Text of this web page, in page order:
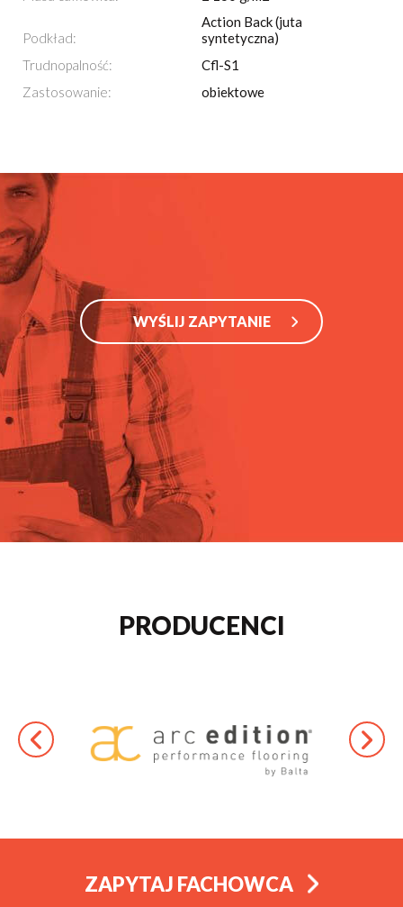
Podkład:
Action Back (juta
syntetyczna)
Trudnopalność:
Cfl-S1
Zastosowanie:
obiektowe
WYŚLIJ ZAPYTANIE
PRODUCENCI
ZAPYTAJ FACHOWCA